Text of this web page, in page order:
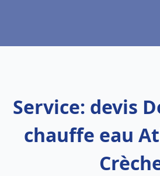
Service: devis
chauffe eau